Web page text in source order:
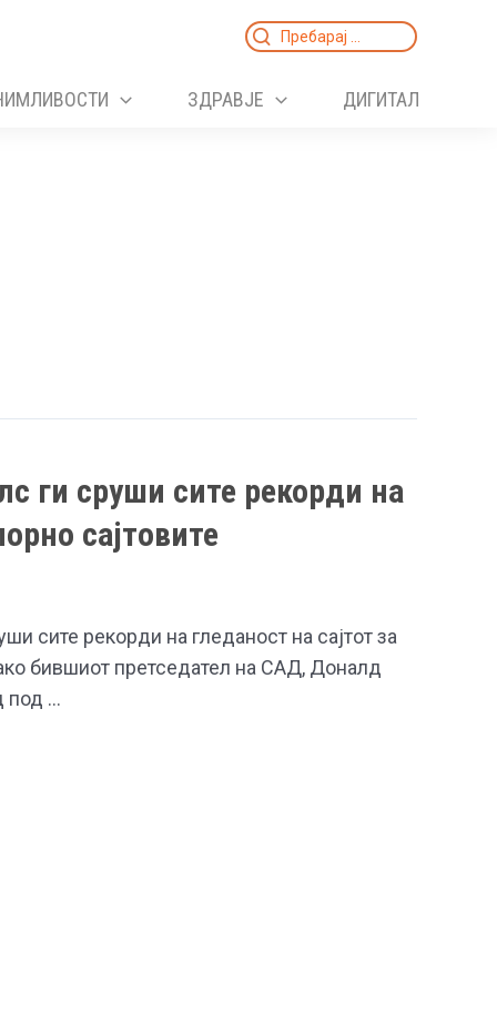
Search
ЗДРАВЈЕ ДИГИТАЛ
ги сруши сите рекорди на
сајтовите
сите рекорди на гледаност на сајтот за
бившиот претседател на САД, Доналд
под …